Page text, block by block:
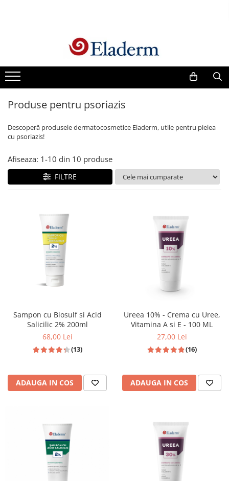
Vezi toate produsele
Creme cu protectie solara
Produse Antirid
Produse Hidratante
Antirozacee
Produse Antiacnee
Creme contur ochi
Seruri
Lotiuni tonice
Produse pentru curatare
Creme Emoliente
Produse pentru pete pigmentare
Pachete
Produse pentru psoriazis
Descoperă produsele dermatocosmetice Eladerm, utile pentru pielea
cu psoriazis!
Afiseaza: 1-10 din 10 produse
FILTRE
Sampon cu Biosulf si Acid
Salicilic 2% 200ml
68,00 Lei
(13)
ADAUGA IN COS
Ureea 10% - Crema cu Uree,
Vitamina A si E - 100 ML
27,00 Lei
(16)
ADAUGA IN COS